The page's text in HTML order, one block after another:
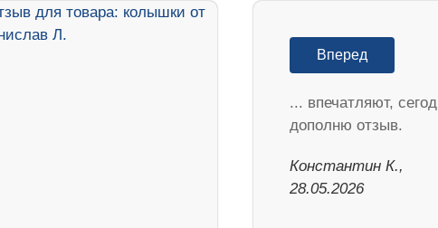
Вперед
... впечатляют,
дополню отзыв.
Константин К.,
28.05.2026